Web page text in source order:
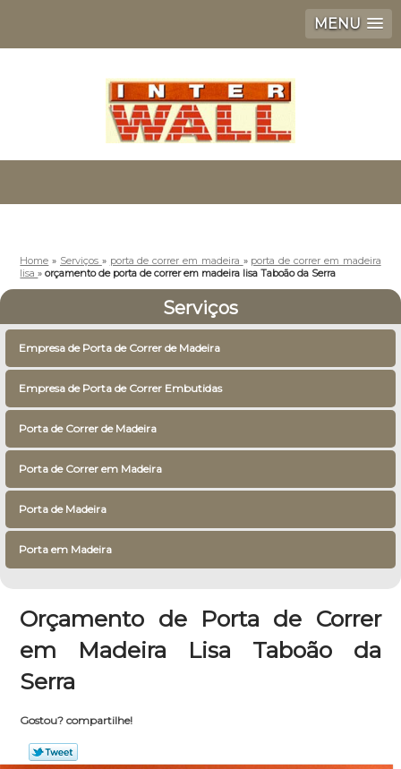
MENU
Home » Serviços » porta de correr em madeira » porta de correr em madeira
lisa»orçamento de porta de correr em madeira lisa Taboão da Serra
Serviços
Empresa de Porta de Correr de Madeira
Empresa de Porta de Correr Embutidas
Porta de Correr de Madeira
Porta de Correr em Madeira
Porta de Madeira
Porta em Madeira
Orçamento de Porta de Correr
em Madeira Lisa Taboão da
Serra
Gostou? compartilhe!